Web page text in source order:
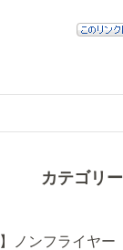
カテゴリー
ノンフライヤー